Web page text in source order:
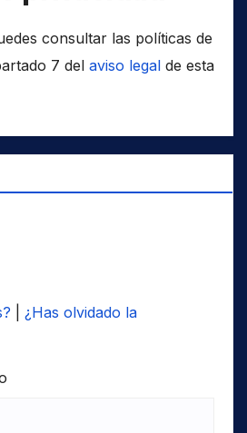
consultar las políticas de
7 del aviso legal de esta
¿Has olvidado la